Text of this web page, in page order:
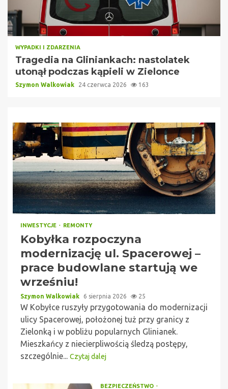
WYPADKI I ZDARZENIA
Tragedia na Gliniankach: nastolatek
utonął podczas kąpieli w Zielonce
Szymon Walkowiak 24 czerwca 2026 163
INWESTYCJE REMONTY
Kobyłka rozpoczyna
modernizację ul. Spacerowej –
prace budowlane startują we
wrześniu!
Szymon Walkowiak 6 sierpnia 2026 25
W Kobyłce ruszyły przygotowania do modernizacji
ulicy Spacerowej, położonej tuż przy granicy z
Zielonką i w pobliżu popularnych Glinianek.
Mieszkańcy z niecierpliwością śledzą postępy,
szczególnie... Czytaj dalej
BEZPIECZEŃSTWO